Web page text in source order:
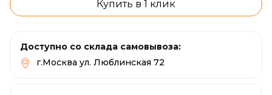
Купить в 1 клик
Доступно со склада самовывоза:
г.Москва ул. Люблинская 72